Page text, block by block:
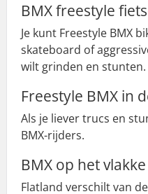
BMX freestyle
Je kunt Freestyle BMX
skateboard of
wilt grinden en stunten.
Freestyle BMX in
Als je liever trucs en
BMX-rijders.
BMX op het vlakke
Flatland verschilt van